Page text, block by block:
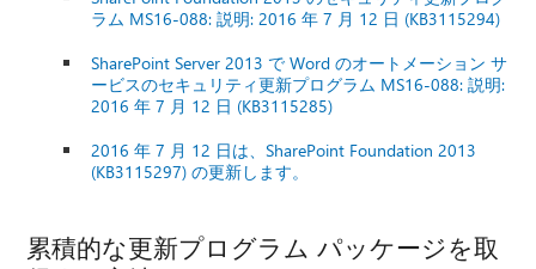
ラム MS16-088: 説明: 2016 年 7 月 12 日 (KB3115294)
SharePoint Server 2013 で Word のオートメーション サ
ービスのセキュリティ更新プログラム MS16-088: 説明:
2016 年 7 月 12 日 (KB3115285)
2016 年 7 月 12 日は、SharePoint Foundation 2013
(KB3115297) の更新します。
累積的な更新プログラム パッケージを取